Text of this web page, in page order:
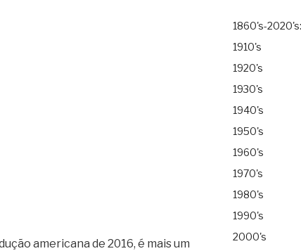
americana de 2016, é mais um
1860's-
1910's
1920's
1930's
1940's
1950's
1960's
1970's
1980's
1990's
2000's